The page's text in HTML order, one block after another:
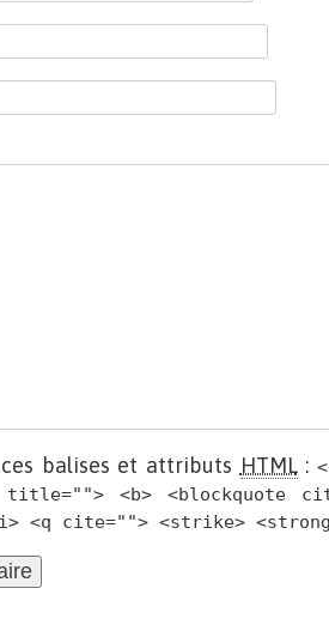
balises et attributs HTML:
<b> <blockquote
<q cite=""> <strike>